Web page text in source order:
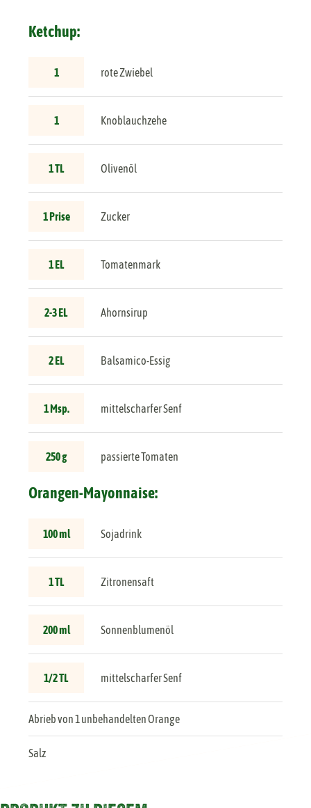
Ketchup:
1 rote Zwiebel
1 Knoblauchzehe
1 TL Olivenöl
1 Prise Zucker
1 EL Tomatenmark
2-3 EL Ahornsirup
2 EL Balsamico-Essig
1 Msp. mittelscharfer Senf
250 g passierte Tomaten
Orangen-Mayonnaise:
100 ml Sojadrink
1 TL Zitronensaft
200 ml Sonnenblumenöl
1/2 TL mittelscharfer Senf
Abrieb von 1 unbehandelten Orange
Salz